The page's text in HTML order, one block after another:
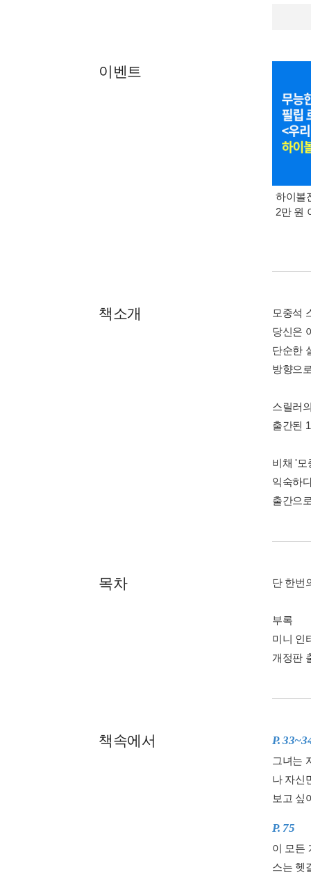
이벤트
하이볼
2만 원
책소개
모중석
당신은
단순한
방향으
스릴러
출간된
비채 '모
익숙하
출간으
목차 단 한번
부록
미니 인
개정판
책속에서 P.
그녀는
나 자신
보고 싶
P. 75
이 모든
스는 헷